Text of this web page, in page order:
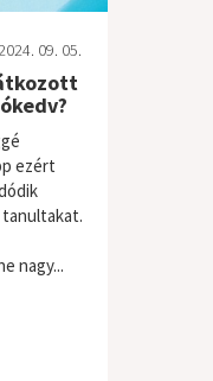
09. 05.
ezért
nagy...